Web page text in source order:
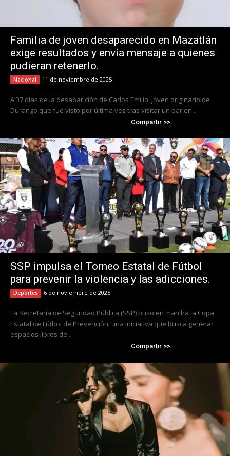
Familia de joven desaparecido en Mazatlán
exige resultados y envía mensaje a quienes
pudieran retenerlo.
Nacional 11 de noviembre de 2025
A 37 días de la desaparición de Carlos Emilio, joven originario de
Durango que fue visto por última vez tras visitar un bar en...
Compartir >>
SSP impulsa el Torneo Estatal de Fútbol
para prevenir la violencia y las adicciones.
Deportes 6 de noviembre de 2025
La Secretaría de Seguridad Pública (SSP) puso en marcha la Copa
Estatal de Fútbol de Prevención, una iniciativa que busca generar
espacios libres de...
Compartir >>